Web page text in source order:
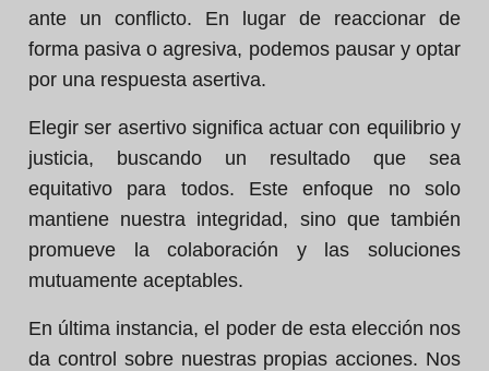
ante un conflicto. En lugar de reaccionar de
forma pasiva o agresiva, podemos pausar y optar
por una respuesta asertiva.
Elegir ser asertivo significa actuar con equilibrio y
justicia, buscando un resultado que sea
equitativo para todos. Este enfoque no solo
mantiene nuestra integridad, sino que también
promueve la colaboración y las soluciones
mutuamente aceptables.
En última instancia, el poder de esta elección nos
da control sobre nuestras propias acciones. Nos